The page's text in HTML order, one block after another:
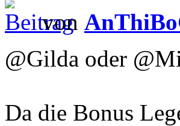
von
@Gilda oder
Da die Bonus